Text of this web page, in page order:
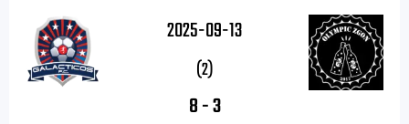
2025-09-13
(2)
8-3